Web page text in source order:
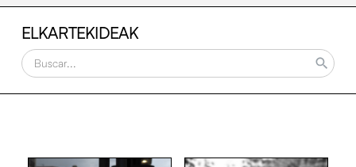
ELKARTEKIDEAK